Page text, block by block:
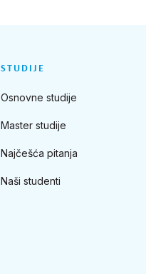
STUDIJE
Osnovne studije
Master studije
Najčešća pitanja
Naši studenti